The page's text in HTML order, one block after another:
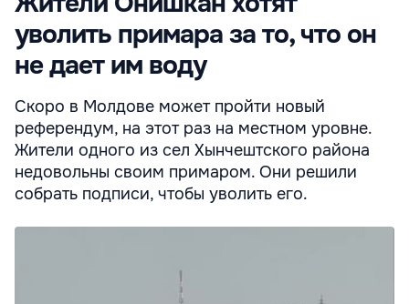
уволить примара за то, что он
не дает им воду
Скоро в Молдове может пройти новый
референдум, на этот раз на местном уровне.
Жители одного из сел Хынчештского района
недовольны своим примаром. Они решили
собрать подписи, чтобы уволить его.